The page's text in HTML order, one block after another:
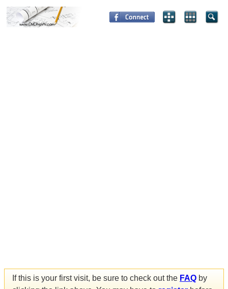
If this is your first visit, be sure to check out the FAQ by